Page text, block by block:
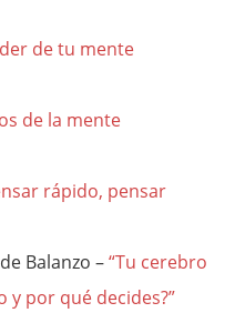
de tu mente
de la mente
rápido, pensar
Balanzo –“Tu cerebro
y por qué decides?”